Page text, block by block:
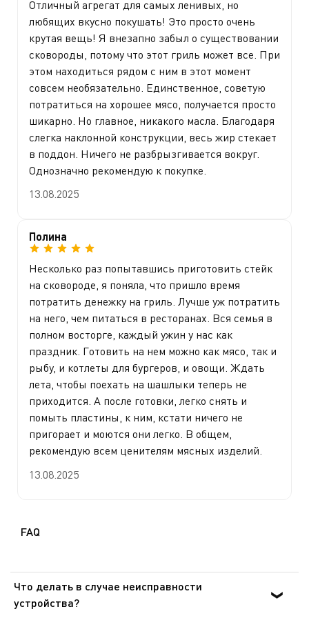
Отличный агрегат для самых ленивых, но
любящих вкусно покушать! Это просто очень
крутая вещь! Я внезапно забыл о существовании
сковороды, потому что этот гриль может все. При
этом находиться рядом с ним в этот момент
совсем необязательно. Единственное, советую
потратиться на хорошее мясо, получается просто
шикарно. Но главное, никакого масла. Благодаря
слегка наклонной конструкции, весь жир стекает
в поддон. Ничего не разбрызгивается вокруг.
Однозначно рекомендую к покупке.
13.08.2025
Полина
Несколько раз попытавшись приготовить стейк
на сковороде, я поняла, что пришло время
потратить денежку на гриль. Лучше уж потратить
на него, чем питаться в ресторанах. Вся семья в
полном восторге, каждый ужин у нас как
праздник. Готовить на нем можно как мясо, так и
рыбу, и котлеты для бургеров, и овощи. Ждать
лета, чтобы поехать на шашлыки теперь не
приходится. А после готовки, легко снять и
помыть пластины, к ним, кстати ничего не
пригорает и моются они легко. В общем,
рекомендую всем ценителям мясных изделий.
13.08.2025
FAQ
Что делать в случае неисправности
устройства?